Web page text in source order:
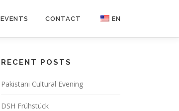
EVENTS CONTACT EN
RECENT POSTS
Pakistani Cultural Evening
DSH Frühstück